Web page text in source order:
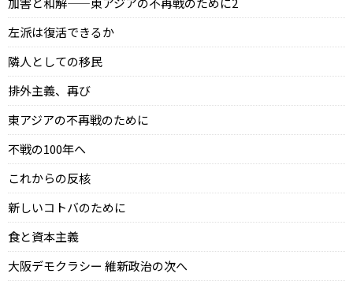
左派は復活できるか
隣人としての移民
排外主義、再び
東アジアの不再戦のために
不戦の100年へ
これからの反核
新しいコトバのために
食と資本主義
大阪デモクラシー 維新政治の次へ